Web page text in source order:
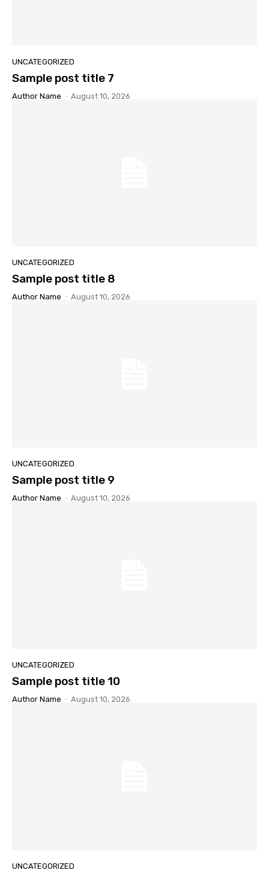
UNCATEGORIZED
Sample post title 7
Author Name - August 10, 2026
UNCATEGORIZED
Sample post title 8
Author Name - August 10, 2026
UNCATEGORIZED
Sample post title 9
Author Name - August 10, 2026
UNCATEGORIZED
Sample post title 10
Author Name - August 10, 2026
UNCATEGORIZED